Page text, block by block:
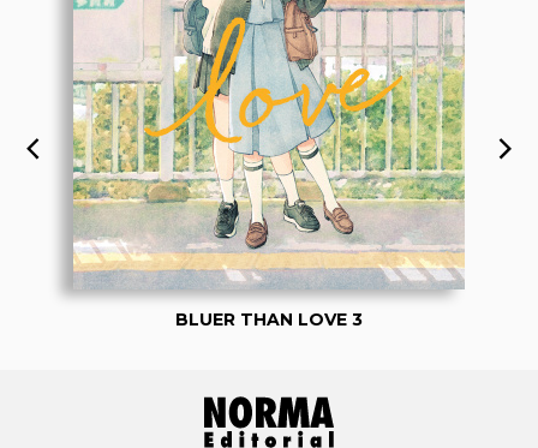
BLUER THAN LOVE 3